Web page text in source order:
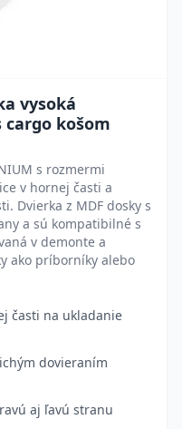
vysoká
cargo košom
s rozmermi
v hornej časti a
Dvierka z MDF dosky s
a sú kompatibilné s
v demonte a
ako príborníky alebo
časti na ukladanie
dovieraním
aj ľavú stranu